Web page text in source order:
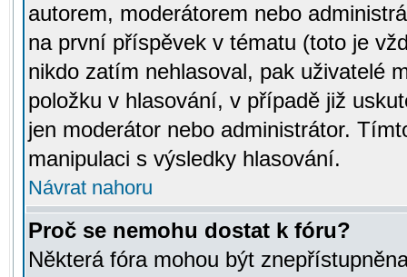
autorem, moderátorem nebo
na první příspěvek v tématu (toto je
nikdo zatím nehlasoval, pak uživatelé
položku v hlasování, v případě již
jen moderátor nebo administrátor.
manipulaci s výsledky hlasování.
Návrat nahoru
Proč se nemohu dostat k fóru?
Některá fóra mohou být